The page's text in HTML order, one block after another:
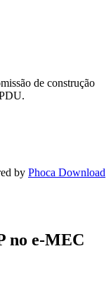
de construção
by Phoca Download
no e-MEC